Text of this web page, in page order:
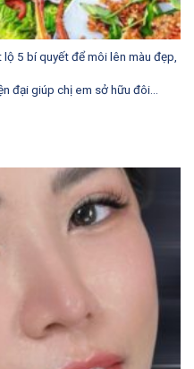
5 bí quyết để môi lên màu đẹp,
đại giúp chị em sở hữu đôi...